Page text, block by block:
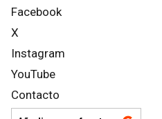
Facebook
X
Instagram
YouTube
Contacto